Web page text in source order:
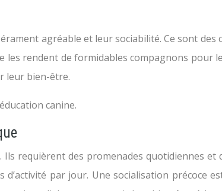
agréable et leur sociabilité. Ce sont
rendent de formidables compagnons pour
leur bien-être.
canine.
Ils requièrent des promenades quotidiennes
par jour. Une socialisation précoce